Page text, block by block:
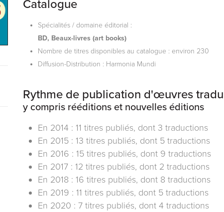
Catalogue
Spécialités / domaine éditorial :
BD, Beaux-livres (art books)
Nombre de titres disponibles au catalogue : environ 230
Diffusion-Distribution : Harmonia Mundi
Rythme de publication d'œuvres
y compris rééditions et nouvelles éditions
En 2014 : 11 titres publiés, dont 3 traductions
En 2015 : 13 titres publiés, dont 5 traductions
En 2016 : 15 titres publiés, dont 9 traductions
En 2017 : 12 titres publiés, dont 2 traductions
En 2018 : 16 titres publiés, dont 8 traductions
En 2019 : 11 titres publiés, dont 5 traductions
En 2020 : 7 titres publiés, dont 4 traductions